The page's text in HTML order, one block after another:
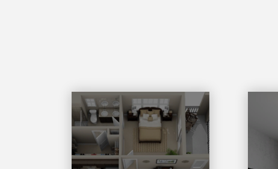
У нас работают профессиональные
дизайнеры, которые не только
разрабатывают дизайн-проект, но и
осуществляют авторский надзор на
протяжении всего ремонта.